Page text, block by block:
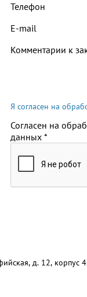
Телефон
E-mail
Комментарии к
Я согласен на
Согласен на
данных *
д. 12, корпус